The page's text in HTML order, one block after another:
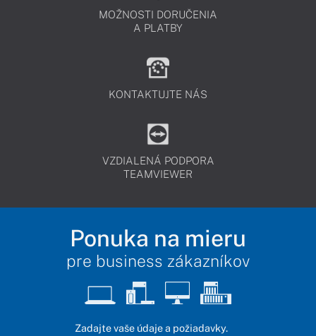
MOŽNOSTI DORUČENIA
A PLATBY
KONTAKTUJTE NÁS
VZDIALENÁ PODPORA
TEAMVIEWER
Ponuka na mieru
pre business zákazníkov
Zadajte vaše údaje a požiadavky.